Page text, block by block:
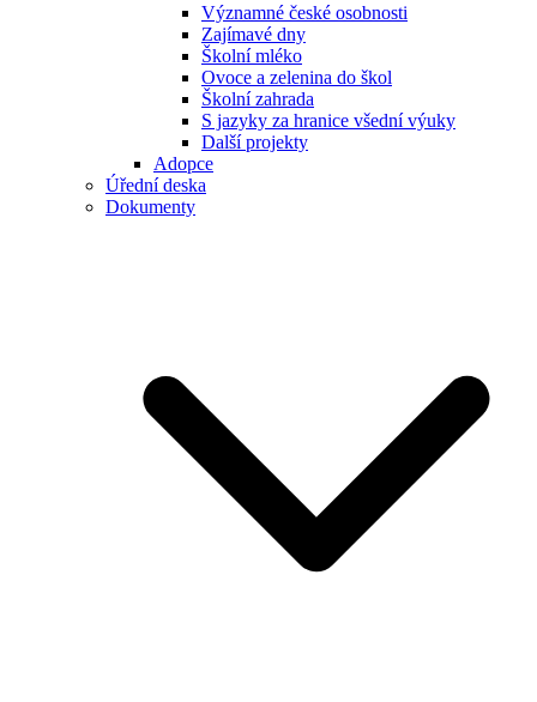
Významné české osobnosti
Zajímavé dny
Školní mléko
Ovoce a zelenina do škol
Školní zahrada
S jazyky za hranice všední výuky
Další projekty
Adopce
Úřední deska
Dokumenty